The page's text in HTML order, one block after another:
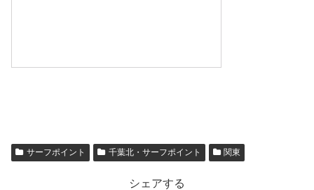
サーフポイント 千葉北・サーフポイント 関東
シェアする